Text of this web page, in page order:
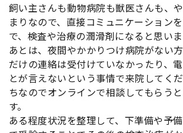
飼い主さんも動物病院も獣医さんも、
まりなので、直接コミュニケーション
で、検査や治療の潤滑剤になると思いま
あとは、夜間やかかりつけ病院がない
だけの連絡は受付けていなかったり、
とが言えないという事情で来院してく
ちなのでオンラインで相談してもらう
す。
ある程度状況を整理して、下準備や予